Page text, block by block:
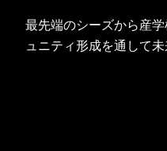
最先端のシーズから産
ュニティ形成を通して